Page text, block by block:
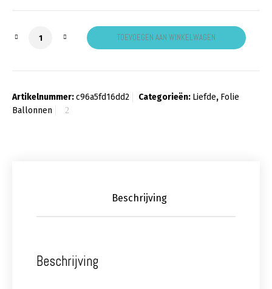
Folieballon 25 jaar huwelijk aantal
TOEVOEGEN AAN WINKELWAGEN
Artikelnummer:c96a5fd16dd2 Categorieën: Liefde, Folie
Ballonnen
Beschrijving
Beschrijving